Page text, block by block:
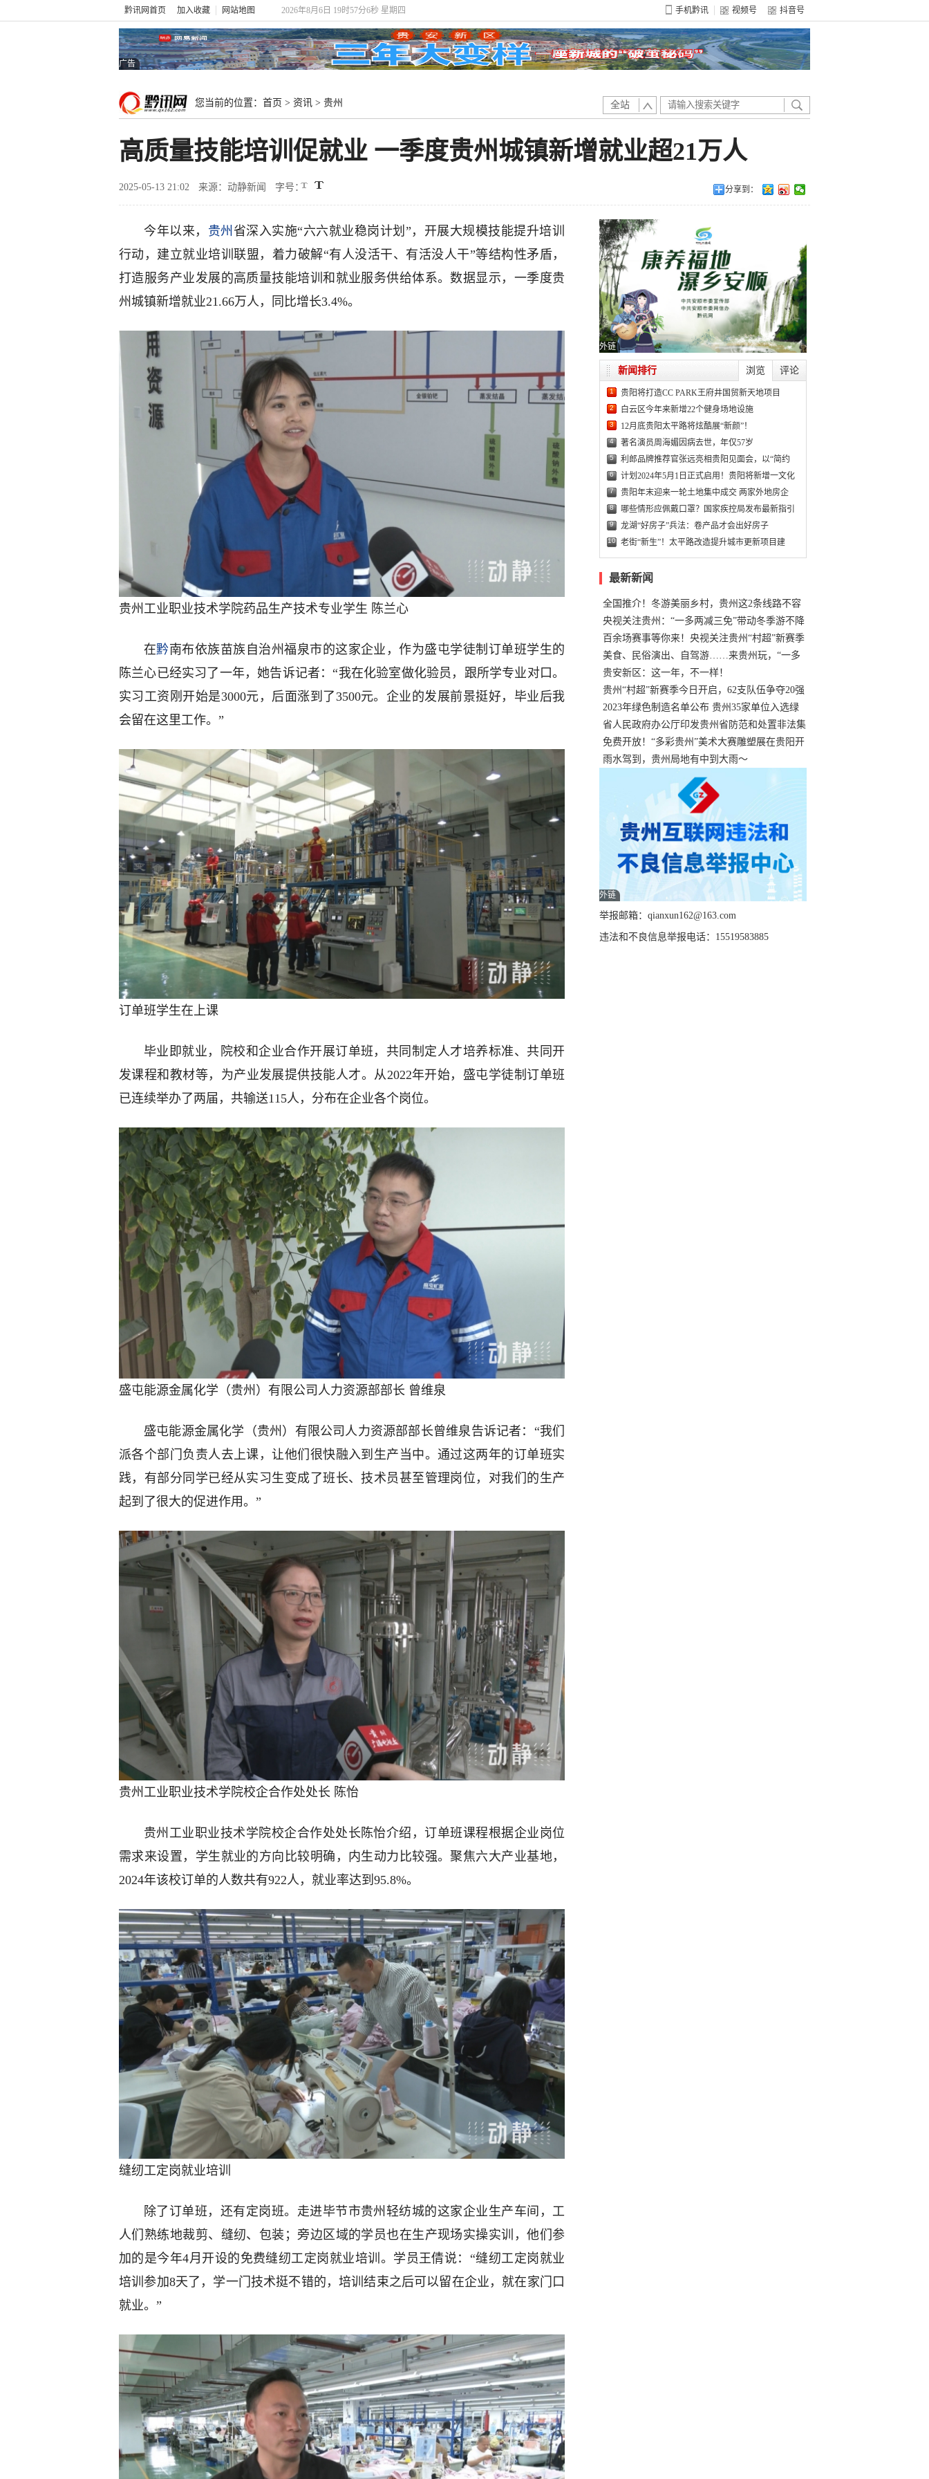
黔讯网首页 加入收藏 网站地图 2026年8月6日 19时57分7秒 星期四 手机黔讯 视频号 抖音号
广告
您当前的位置： 首页 > 资讯 > 贵州 全站
高质量技能培训促就业 一季度贵州城镇新增就业超21万人
2025-05-13 21:02 来源：动静新闻 字号： 分享到：
今年以来， 贵州 省深入实施“六六就业稳岗计划”，开展大规模技能提升培训
行动，建立就业培训联盟，着力破解“有人没活干、有活没人干”等结构性矛盾，
打造服务产业发展的高质量技能培训和就业服务供给体系。数据显示，一季度贵
州城镇新增就业21.66万人，同比增长3.4%。
贵州工业职业技术学院药品生产技术专业学生 陈兰心
在黔南布依族苗族自治州福泉市的这家企业，作为盛屯学徒制订单班学生的
陈兰心已经实习了一年，她告诉记者：“我在化验室做化验员，跟所学专业对口。
实习工资刚开始是3000元，后面涨到了3500元。企业的发展前景挺好，毕业后我
会留在这里工作。”
订单班学生在上课
毕业即就业，院校和企业合作开展订单班，共同制定人才培养标准、共同开
发课程和教材等，为产业发展提供技能人才。从2022年开始，盛屯学徒制订单班
已连续举办了两届，共输送115人，分布在企业各个岗位。
盛屯能源金属化学（贵州）有限公司人力资源部部长 曾维泉
盛屯能源金属化学（贵州）有限公司人力资源部部长曾维泉告诉记者：“我们
派各个部门负责人去上课，让他们很快融入到生产当中。通过这两年的订单班实
践，有部分同学已经从实习生变成了班长、技术员甚至管理岗位，对我们的生产
起到了很大的促进作用。”
贵州工业职业技术学院校企合作处处长 陈怡
贵州工业职业技术学院校企合作处处长陈怡介绍，订单班课程根据企业岗位
需求来设置，学生就业的方向比较明确，内生动力比较强。聚焦六大产业基地，
2024年该校订单的人数共有922人，就业率达到95.8%。
缝纫工定岗就业培训
除了订单班，还有定岗班。走进毕节市贵州轻纺城的这家企业生产车间，工
人们熟练地裁剪、缝纫、包装；旁边区域的学员也在生产现场实操实训，他们参
加的是今年4月开设的免费缝纫工定岗就业培训。学员王倩说：“缝纫工定岗就业
培训参加8天了，学一门技术挺不错的，培训结束之后可以留在企业，就在家门口
就业。”
外链
浏览 评论
新闻排行
1 贵阳将打造CC PARK王府井国贸新天地项目
2 白云区今年来新增22个健身场地设施
3 12月底贵阳太平路将炫酷展“新颜”！
4 著名演员周海媚因病去世，年仅57岁
5 利郎品牌推荐官张远亮相贵阳见面会，以“简约
6 计划2024年5月1日正式启用！贵阳将新增一文化
7 贵阳年末迎来一轮土地集中成交 两家外地房企
8 哪些情形应佩戴口罩？国家疾控局发布最新指引
9 龙湖“好房子”兵法：卷产品才会出好房子
10 老街“新生”！太平路改造提升城市更新项目建
最新新闻
全国推介！冬游美丽乡村，贵州这2条线路不容
错过
央视关注贵州：“一多两减三免”带动冬季游不降
温
百余场赛事等你来！央视关注贵州“村超”新赛季
正式“打响”
美食、民俗演出、自驾游……来贵州玩，“一多
两减三免”！
贵安新区：这一年，不一样！
贵州“村超”新赛季今日开启，62支队伍争夺20强
名额
2023年绿色制造名单公布 贵州35家单位入选绿
色工厂
省人民政府办公厅印发贵州省防范和处置非法集
资工作实施细则
免费开放！“多彩贵州”美术大赛雕塑展在贵阳开
展，持续至1月19日
雨水驾到，贵州局地有中到大雨～
外链
举报邮箱：qianxun162@163.com
违法和不良信息举报电话：15519583885